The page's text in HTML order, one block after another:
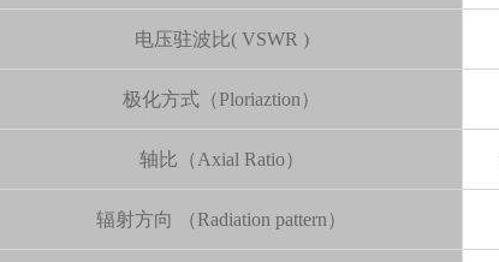
电压驻波比( VSWR )
极化方式（Ploriaztion）
轴比（Axial Ratio）
辐射方向 （Radiation pattern）